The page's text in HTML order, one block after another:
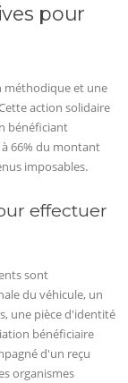
pour
méthodique et une
action solidaire
bénéficiant
66% du montant
imposables.
effectuer
sont
du véhicule, un
une pièce d'identité
bénéficiaire
d'un reçu
organismes